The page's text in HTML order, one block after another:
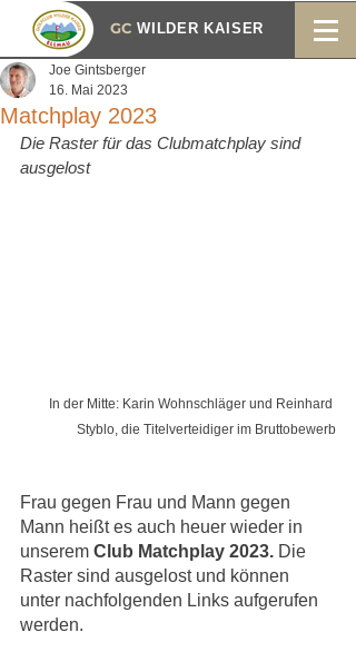
WILDER KAISER
GC
Matchplay 2023
Joe Gintsberger
16. Mai 2023
Die Raster für das Clubmatchplay sind
ausgelost
In der Mitte: Karin Wohnschläger und Reinhard
Styblo, die Titelverteidiger im Bruttobewerb
Frau gegen Frau und Mann gegen
Mann heißt es auch heuer wieder in
unserem Club Matchplay 2023. Die
Raster sind ausgelost und können
unter nachfolgenden Links aufgerufen
werden.